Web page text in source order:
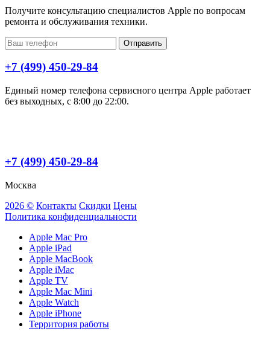
Получите консультацию специалистов Apple по вопросам
ремонта и обслуживания техники.
Отправить
+7 (499) 450-29-84
Единый номер телефона сервисного центра Apple работает
без выходных, с 8:00 до 22:00.
+7 (499) 450-29-84
Москва
2026 © Контакты Скидки Цены
Политика конфиденциальности
Apple Mac Pro
Apple iPad
Apple MacBook
Apple iMac
Apple TV
Apple Mac Mini
Apple Watch
Apple iPhone
Территория работы